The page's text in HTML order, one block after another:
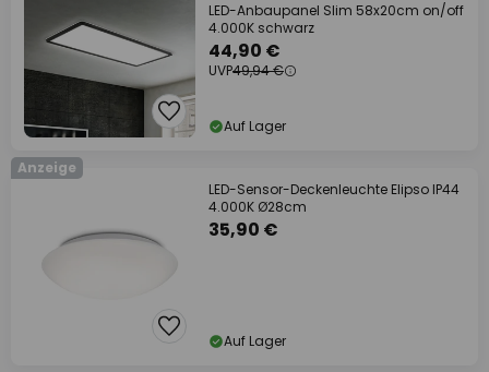
LED-Anbaupanel Slim 58x20cm on/off
4.000K schwarz
44,90 €
UVP49,94 €
Auf Lager
Anzeige
LED-Sensor-Deckenleuchte Elipso IP44
4.000K Ø28cm
35,90 €
Auf Lager